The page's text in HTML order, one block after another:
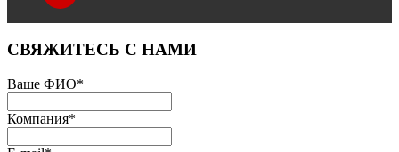
СВЯЖИТЕСЬ С НАМИ
Ваше ФИО*
Компания*